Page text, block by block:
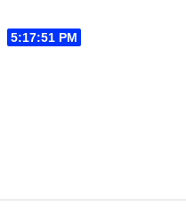
5:17:52 PM